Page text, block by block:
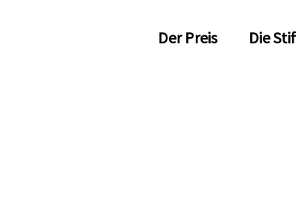
Der Preis Die